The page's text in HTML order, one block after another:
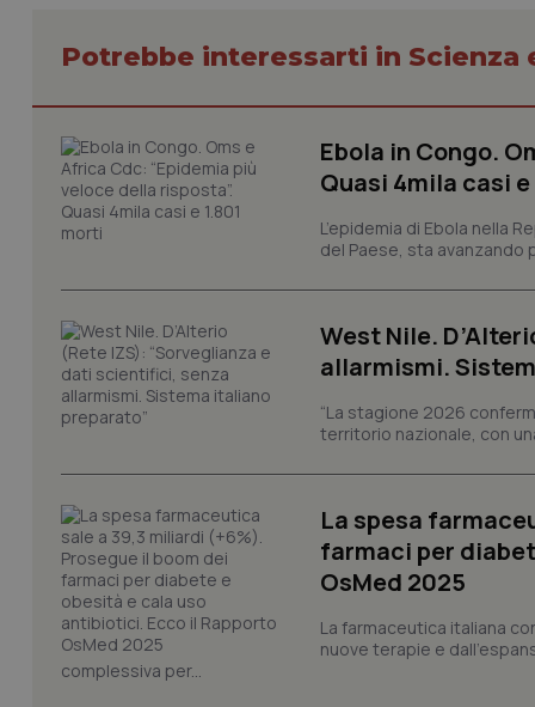
Potrebbe interessarti in Scienza
Ebola in Congo.
Quasi 4mila casi
L’epidemia di Ebola nella
del Paese, sta avanzando
West Nile.
allarmismi.
“La stagione 2026
territorio nazionale, con
La spesa
farmaci per
OsMed 2025
La farmaceutica italiana
nuove terapie e
complessiva per...
tracking-sites-
tracking-enable
tracking-sites-
session-id
_ga